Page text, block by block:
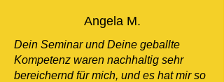
Angela M.
Dein Seminar und Deine geballte
Kompetenz waren nachhaltig sehr
bereichernd für mich, und es hat mir so